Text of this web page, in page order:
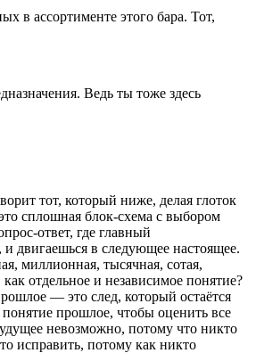
в ассортименте этого бара. Тот,
Ведь ты тоже здесь
тот, который ниже, делая глоток
сплошная блок-схема с выбором
ответ, где главный
двигаешься в следующее настоящее.
миллионная, тысячная, сотая,
отдельное и независимое понятие?
— это след, который остаётся
прошлое, чтобы оценить все
невозможно, потому что никто
исправить, потому как никто